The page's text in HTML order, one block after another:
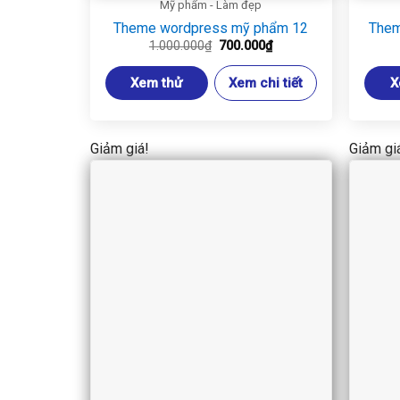
Mỹ phẩm - Làm đẹp
Theme wordpress mỹ phẩm 12
1.000.000₫ Giá
là:
1.000.000₫.
700.000₫Giá
hiện
tại
là:
700.000₫.
Xem thử Xem chi tiết
Giảm giá! Giảm